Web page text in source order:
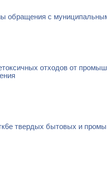
обращения с
отходов от
твердых бытовых и